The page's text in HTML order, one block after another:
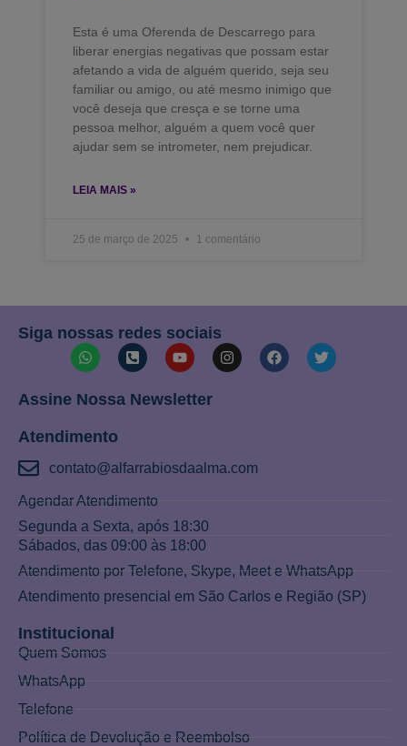
Esta é uma Oferenda de Descarrego para
liberar energias negativas que possam estar
afetando a vida de alguém querido, seja seu
familiar ou amigo, ou até mesmo inimigo que
você deseja que cresça e se torne uma
pessoa melhor, alguém a quem você quer
ajudar sem se intrometer, nem prejudicar.
LEIA MAIS »
25 de março de 2025 1 comentário
Siga nossas redes sociais
Assine Nossa Newsletter
Atendimento
contato@alfarrabiosdaalma.com
Agendar Atendimento
Segunda a Sexta, após 18:30
Sábados, das 09:00 às 18:00
Atendimento por Telefone, Skype, Meet e WhatsApp
Atendimento presencial em São Carlos e Região (SP)
Institucional
Quem Somos
WhatsApp
Telefone
Política de Devolução e Reembolso